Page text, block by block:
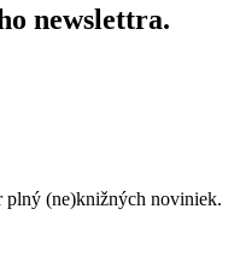
newslettra.
plný (ne)knižných noviniek.